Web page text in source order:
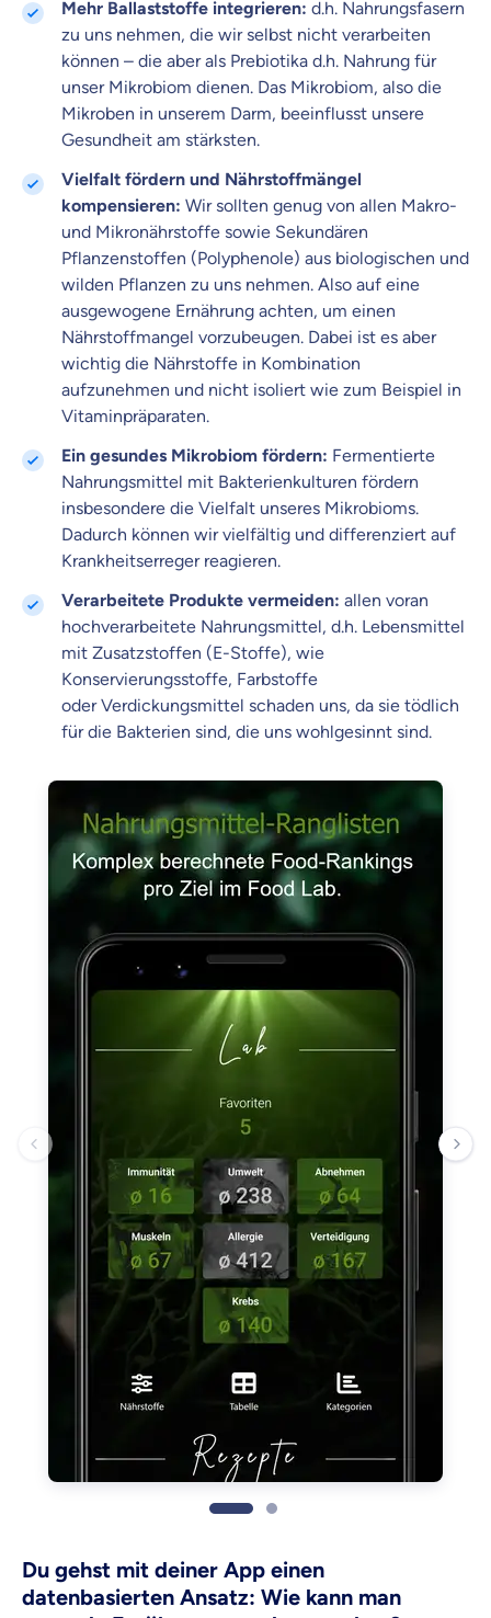
Mehr Ballaststoffe integrieren: d.h. Nahrungsfasern
zu uns nehmen, die wir selbst nicht verarbeiten
können – die aber als Prebiotika d.h. Nahrung für
unser Mikrobiom dienen. Das Mikrobiom, also die
Mikroben in unserem Darm, beeinflusst unsere
Gesundheit am stärksten.
Vielfalt fördern und Nährstoffmängel
kompensieren: Wir sollten genug von allen Makro-
und Mikronährstoffe sowie Sekundären
Pflanzenstoffen (Polyphenole) aus biologischen und
wilden Pflanzen zu uns nehmen. Also auf eine
ausgewogene Ernährung achten, um einen
Nährstoffmangel vorzubeugen. Dabei ist es aber
wichtig die Nährstoffe in Kombination
aufzunehmen und nicht isoliert wie zum Beispiel in
Vitaminpräparaten.
Ein gesundes Mikrobiom fördern: Fermentierte
Nahrungsmittel mit Bakterienkulturen fördern
insbesondere die Vielfalt unseres Mikrobioms.
Dadurch können wir vielfältig und differenziert auf
Krankheitserreger reagieren.
Verarbeitete Produkte vermeiden: allen voran
hochverarbeitete Nahrungsmittel, d.h. Lebensmittel
mit Zusatzstoffen (E-Stoffe), wie
Konservierungsstoffe, Farbstoffe
oder Verdickungsmittel schaden uns, da sie tödlich
für die Bakterien sind, die uns wohlgesinnt sind.
Du gehst mit deiner App einen
datenbasierten Ansatz: Wie kann man
Zahnzusatz
Versicherung
Versicherung
Mit dem Abschicken meiner Daten erkläre ich meineEinwilligung
Kontaktaufnahme durch ottonova.
Weiter zu deinen Informationen